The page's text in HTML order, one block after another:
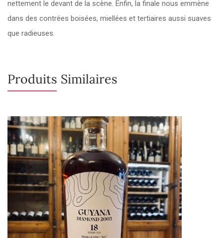
nettement le devant de la scène. Enfin, la finale nous emmène
dans des contrées boisées, miellées et tertiaires aussi suaves
que radieuses.
Produits Similaires
Rupture de stock